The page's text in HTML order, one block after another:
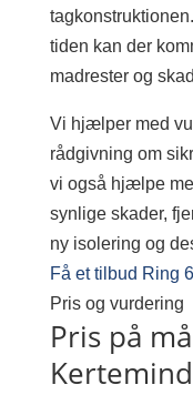
tiden kan der
madrester og
Vi hjælper med
rådgivning om
vi også hjælpe
synlige skader,
ny isolering og
Få et tilbud Ring
Pris og vurdering
Pris på